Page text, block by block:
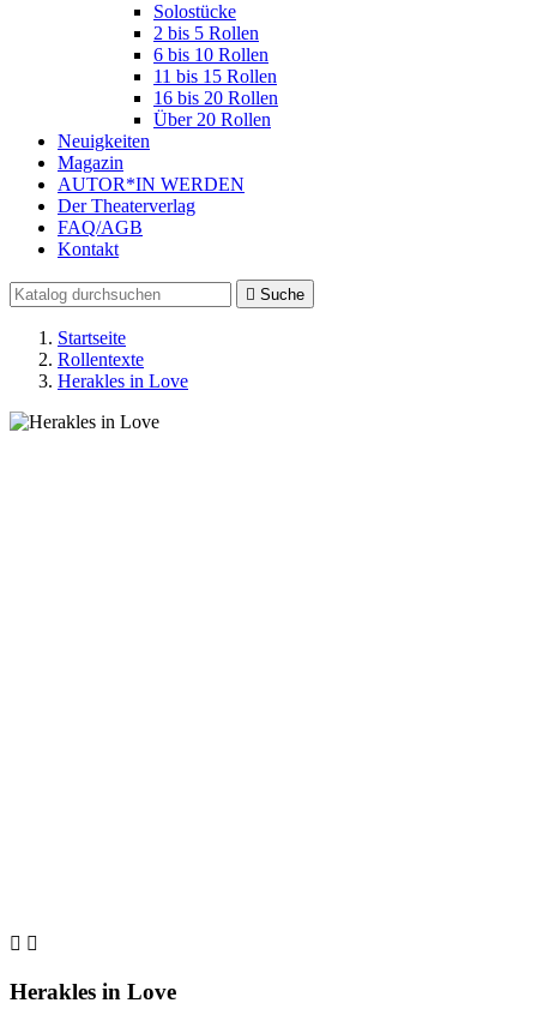
Solostücke
2 bis 5 Rollen
6 bis 10 Rollen
11 bis 15 Rollen
16 bis 20 Rollen
Über 20 Rollen
Neuigkeiten
Magazin
AUTOR*IN WERDEN
Der Theaterverlag
FAQ/AGB
Kontakt
 Suche
Startseite
Rollentexte
Herakles in Love
 
Herakles in Love